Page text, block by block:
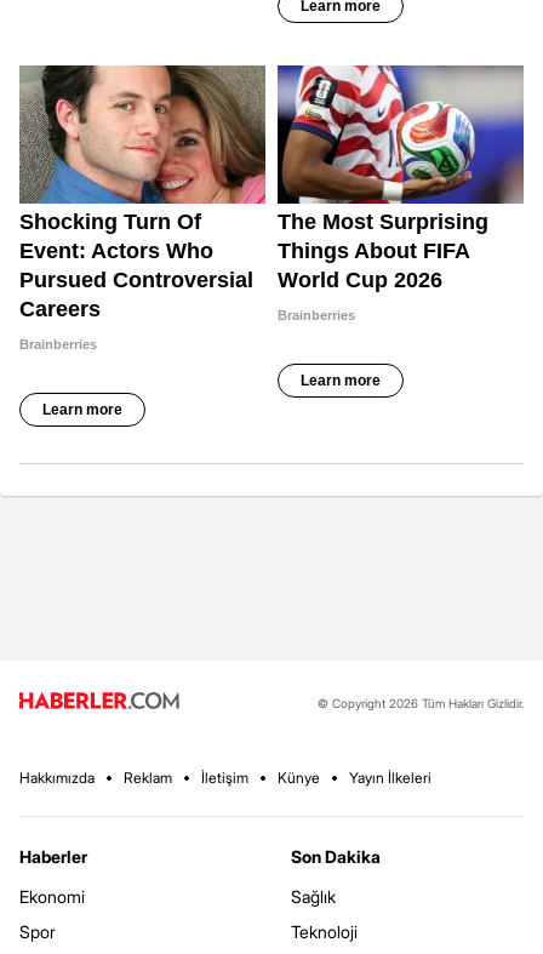
© Copyright 2026 Tüm Hakları Gizlidir.
Hakkımızda Reklam İletişim Künye Yayın İlkeleri
Haberler
Ekonomi
Spor
Son Dakika
Sağlık
Teknoloji